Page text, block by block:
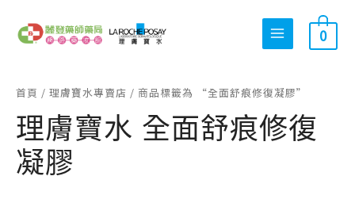
0
首頁 / 理膚寶水專賣店 / 商品標籤為 “全面舒痕修復凝膠”
理膚寶水 全面舒痕修復
凝膠
尋
字
: